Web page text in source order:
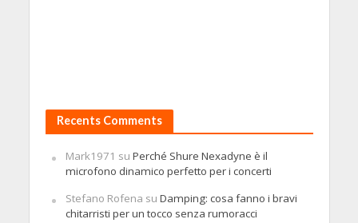
Recents Comments
Mark1971 su Perché Shure Nexadyne è il
microfono dinamico perfetto per i concerti
Stefano Rofena su Damping: cosa fanno i bravi
chitarristi per un tocco senza rumoracci